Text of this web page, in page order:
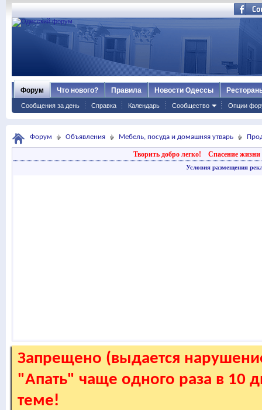
Форум
Сообщения за день Справка Календарь Сообщество Опции
Что нового? Правила Новости Одессы
Форум Объявления Мебель, посуда и домашняя утварь
Творить добро легко! Спасение жизни
Условия размещения
Запрещено (выдается
"Апать" чаще одного раза в 10
теме!